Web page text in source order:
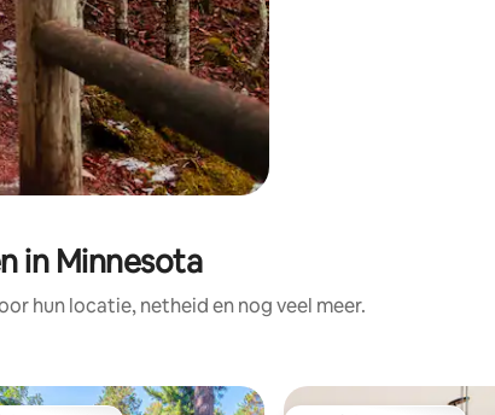
in Minnesota
hun locatie, netheid en nog veel meer.